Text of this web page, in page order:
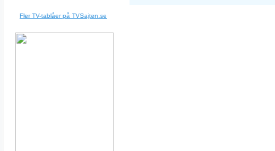
Fler TV-tablåer på TVSajten.se